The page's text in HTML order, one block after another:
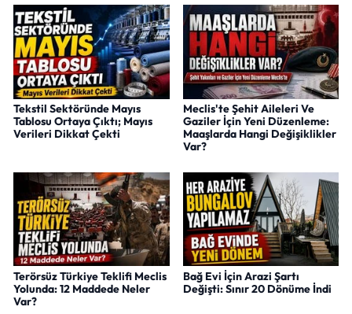
Tekstil Sektöründe Mayıs
Tablosu Ortaya Çıktı; Mayıs
Verileri Dikkat Çekti
Meclis'te Şehit Aileleri Ve
Gaziler İçin Yeni Düzenleme:
Maaşlarda Hangi Değişiklikler
Var?
Terörsüz Türkiye Teklifi Meclis
Yolunda: 12 Maddede Neler
Var?
Bağ Evi İçin Arazi Şartı
Değişti: Sınır 20 Dönüme İndi